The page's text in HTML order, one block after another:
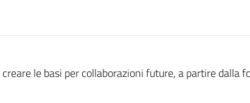
le basi per collaborazioni future, a partire